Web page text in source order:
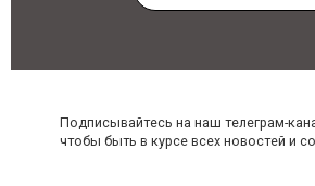
Подписывайтесь на наш телеграм-
чтобы быть в курсе всех новостей и